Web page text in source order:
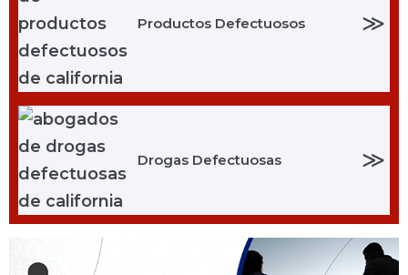
Productos Defectuosos ≫
Drogas Defectuosas ≫